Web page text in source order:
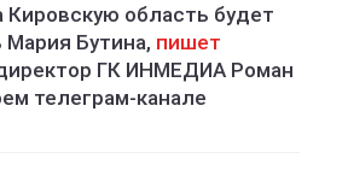
Кировскую область будет
Бутина, пишет
ГК ИНМЕДИА Роман
телеграм-канале